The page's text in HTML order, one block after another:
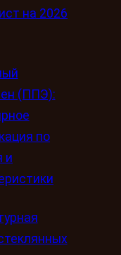
на 2026
(ППЭ):
по
и